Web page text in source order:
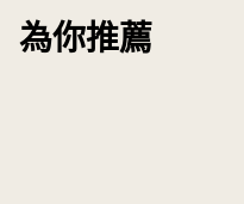
為你推薦